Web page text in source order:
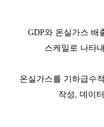
GDP와 온실가스 배
스케일로 나타
온실가스를 기하급수
작성, 데이